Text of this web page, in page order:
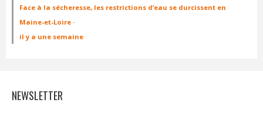
Face à la sécheresse, les restrictions d’eau se durcissent en
Maine-et-Loire ·
il y a une semaine
NEWSLETTER